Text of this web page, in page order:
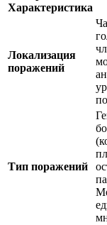
Характеристика
Локализация
поражений
Тип поражений